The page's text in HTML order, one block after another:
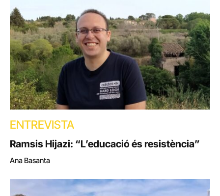
ENTREVISTA
Ramsis Hijazi: “L’educació és resistència”
Ana Basanta